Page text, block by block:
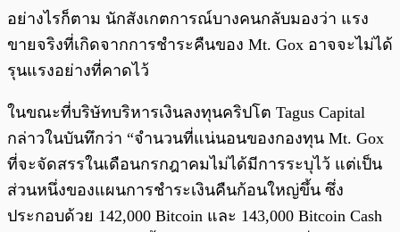
อย่างไรก็ตาม นักสังเกตการณ์บางคนกลับมองว่า แรง
ขายจริงที่เกิดจากการชำระคืนของ Mt. Gox อาจจะไม่ได้
รุนแรงอย่างที่คาดไว้
ในขณะที่บริษัทบริหารเงินลงทุนคริปโต Tagus Capital
กล่าวในบันทึกว่า “จำนวนที่แน่นอนของกองทุน Mt. Gox
ที่จะจัดสรรในเดือนกรกฎาคมไม่ได้มีการระบุไว้ แต่เป็น
ส่วนหนึ่งของแผนการชำระเงินคืนก้อนใหญ่ขึ้น ซึ่ง
ประกอบด้วย 142,000 Bitcoin และ 143,000 Bitcoin Cash